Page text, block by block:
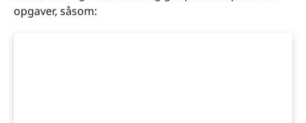
opgaver, såsom: